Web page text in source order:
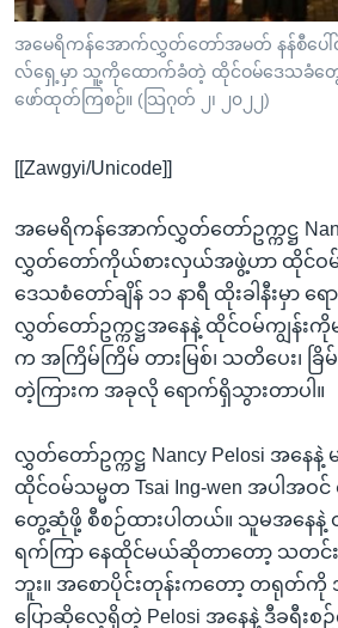
ကျော်
ကြည့်
ရန်
ရှာဖွေ
နေရာ
ကျော်
ရန်
ဘာသာစကားများ
အမေရိကန်အောက်လွှတ်တော်အမတ် နန်စီပ
လ်ရှေ့မှာ သူ့ကိုထောက်ခံတဲ့ ထိုင်ဝမ်ဒေသခံတွ
ဖော်ထုတ်ကြစဉ်။ (သြဂုတ် ၂၊ ၂၀၂၂)
[[Zawgyi/Unicode]]
အမေရိကန်အောက်လွှတ်တော်ဥက္ကဋ္ဌ
လွှတ်တော်ကိုယ်စားလှယ်အဖွဲ့ဟာ ထိုင်ဝမ်
ဒေသစံတော်ချိန် ၁၁ နာရီ ထိုးခါနီးမှာ ရေ
လွှတ်တော်ဥက္ကဋ္ဌအနေနဲ့ ထိုင်ဝမ်ကျွန်း
က အကြိမ်ကြိမ် တားမြစ်၊ သတိပေး၊ ခ
တဲ့ကြားက အခုလို ရောက်ရှိသွားတာပါ။
လွှတ်တော်ဥက္ကဋ္ဌ Nancy Pelosi အနေနဲ့
ထိုင်ဝမ်သမ္မတ Tsai Ing-wen အပါအဝ
တွေ့ဆုံဖို့ စီစဉ်ထားပါတယ်။ သူမအနေနဲ့
ရက်ကြာ နေထိုင်မယ်ဆိုတာတော့ သတင်းထု
ဘူး။ အစောပိုင်းတုန်းကတော့ တရုတ်ကို
ပြောဆိုလေ့ရှိတဲ့ Pelosi အနေနဲ့ ဒီခရီး